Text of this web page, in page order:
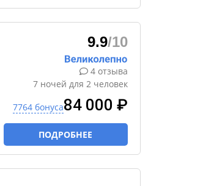
9.9/10
4 отзыва
7 ночей для 2 человек
7764 бонуса84 000 ₽
ПОДРОБНЕЕ